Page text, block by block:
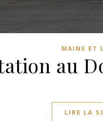
MAINE ET
au
LIRE LA